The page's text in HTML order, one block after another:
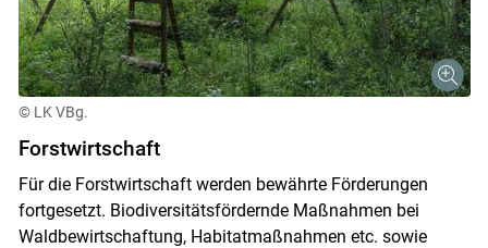
© LK VBg.
Forstwirtschaft
Für die Forstwirtschaft werden bewährte Förderungen
fortgesetzt. Biodiversitätsfördernde Maßnahmen bei
Waldbewirtschaftung, Habitatmaßnahmen etc. sowie